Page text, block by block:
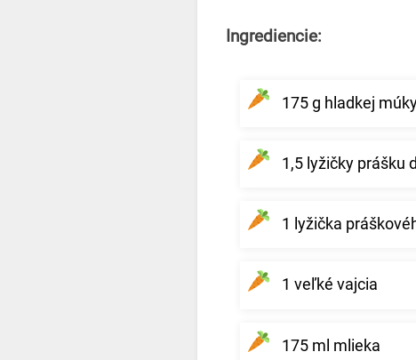
Ingrediencie:
175 g hladkej
1,5 lyžičky prášku
1 lyžička
1 veľké vajcia
175 ml mlieka